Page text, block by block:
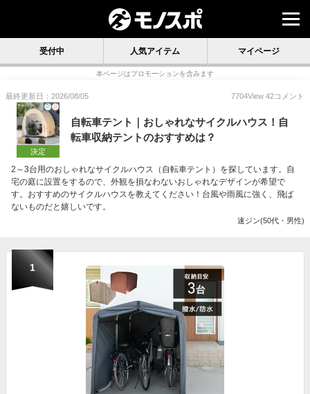
受付中 人気アイテム マイページ
本ページはプロモーションを含みます
最終更新日：2026/08/05 7704View 42コメント
決定
自転車テント｜おしゃれなサイクルハウス！自
転車収納テントのおすすめは？
2～3台用のおしゃれなサイクルハウス（自転車テント）を探しています。自
宅の庭に設置をするので、外観を損なわないおしゃれなデザインが希望で
す。おすすめのサイクルハウスを教えてください！台風や雨風に強く、飛ば
ないものだと嬉しいです。
速ジン(50代・男性)
1